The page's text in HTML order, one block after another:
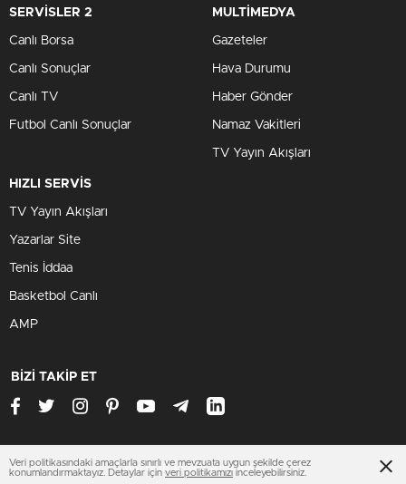
SERVİSLER 2
Canlı Borsa
Canlı Sonuçlar
Canlı TV
Futbol Canlı Sonuçlar
MULTİMEDYA
Gazeteler
Hava Durumu
Haber Gönder
Namaz Vakitleri
TV Yayın Akışları
HIZLI SERVİS
TV Yayın Akışları
Yazarlar Site
Tenis İddaa
Basketbol Canlı
AMP
BİZİ TAKİP ET
www.antalyasondakika.net
Veri politikasındaki amaçlarla sınırlı ve mevzuata uygun şekilde çerez
konumlandırmaktayız. Detaylar için veri politikamızı inceleyebilirsiniz.